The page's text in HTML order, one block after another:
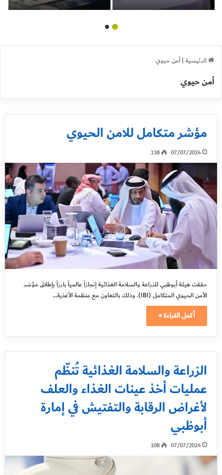
الرقابة والتفتيش في إمارة
الرئيسية|أمن حيوي
أمن حيوي
مؤشر متكامل للامن الحيوي
07/07/2024
138
حققت هيئة أبوظبي للزراعة والسلامة الغذائية إنجازاً عالمياً بارزاً بإطلاق مؤشر
الأمن الحيوي المتكامل (IBI). وذلك بالتعاون مع منظمة الأغذية…
أكمل القراءة »
الزراعة والسلامة الغذائية تُنظّم
عمليات أخذ عينات الغذاء والعلف
لأغراض الرقابة والتفتيش في إمارة
أبوظبي
07/07/2024
108